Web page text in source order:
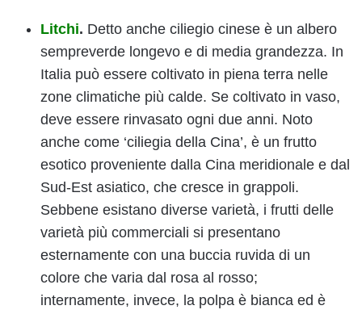
Litchi. Detto anche ciliegio cinese è un albero
sempreverde longevo e di media grandezza. In
Italia può essere coltivato in piena terra nelle
zone climatiche più calde. Se coltivato in vaso,
deve essere rinvasato ogni due anni. Noto
anche come ‘ciliegia della Cina’, è un frutto
esotico proveniente dalla Cina meridionale e dal
Sud-Est asiatico, che cresce in grappoli.
Sebbene esistano diverse varietà, i frutti delle
varietà più commerciali si presentano
esternamente con una buccia ruvida di un
colore che varia dal rosa al rosso;
internamente, invece, la polpa è bianca ed è